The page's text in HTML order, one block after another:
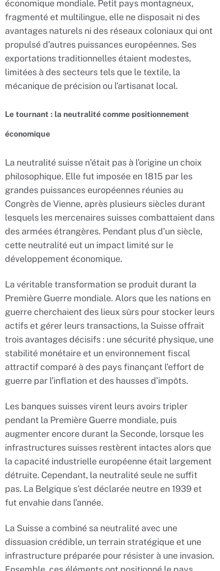
économique mondiale. Petit pays montagneux,
fragmenté et multilingue, elle ne disposait ni des
avantages naturels ni des réseaux coloniaux qui ont
propulsé d’autres puissances européennes. Ses
exportations traditionnelles étaient modestes,
limitées à des secteurs tels que le textile, la
mécanique de précision ou l’artisanat local.
Le tournant : la neutralité comme positionnement
économique
La neutralité suisse n’était pas à l’origine un choix
philosophique. Elle fut imposée en 1815 par les
grandes puissances européennes réunies au
Congrès de Vienne, après plusieurs siècles durant
lesquels les mercenaires suisses combattaient dans
des armées étrangères. Pendant plus d’un siècle,
cette neutralité eut un impact limité sur le
développement économique.
La véritable transformation se produit durant la
Première Guerre mondiale. Alors que les nations en
guerre cherchaient des lieux sûrs pour stocker leurs
actifs et gérer leurs transactions, la Suisse offrait
trois avantages décisifs : une sécurité physique, une
stabilité monétaire et un environnement fiscal
attractif comparé à des pays finançant l’effort de
guerre par l’inflation et des hausses d’impôts.
Les banques suisses virent leurs avoirs tripler
pendant la Première Guerre mondiale, puis
augmenter encore durant la Seconde, lorsque les
infrastructures suisses restèrent intactes alors que
la capacité industrielle européenne était largement
détruite. Cependant, la neutralité seule ne suffit
pas. La Belgique s’est déclarée neutre en 1939 et
fut envahie dans l’année.
La Suisse a combiné sa neutralité avec une
dissuasion crédible, un terrain stratégique et une
infrastructure préparée pour résister à une invasion.